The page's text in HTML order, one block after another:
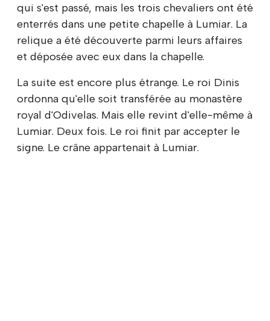
qui s'est passé, mais les trois chevaliers ont été
enterrés dans une petite chapelle à Lumiar. La
relique a été découverte parmi leurs affaires
et déposée avec eux dans la chapelle.
La suite est encore plus étrange. Le roi Dinis
ordonna qu'elle soit transférée au monastère
royal d'Odivelas. Mais elle revint d'elle-même à
Lumiar. Deux fois. Le roi finit par accepter le
signe. Le crâne appartenait à Lumiar.